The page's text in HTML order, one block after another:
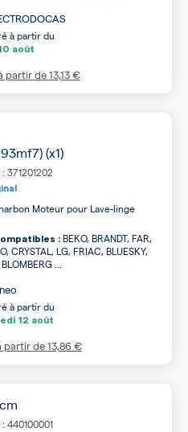
à partir du
août
partir de13,13 €
(x1)
371201202
Moteur pour Lave-linge
: BEKO, BRANDT, FAR,
CRYSTAL, LG, FRIAC, BLUESKY,
...
à partir du
12 août
partir de13,86 €
440100001